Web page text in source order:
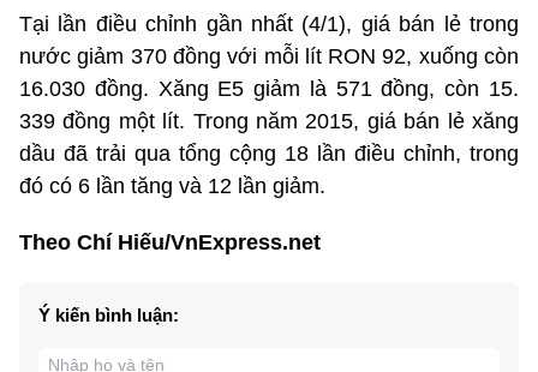
Tại lần điều chỉnh gần nhất (4/1), giá bán lẻ trong
nước giảm 370 đồng với mỗi lít RON 92, xuống còn
16.030 đồng. Xăng E5 giảm là 571 đồng, còn 15.​
339 đồng một lít. Trong năm 2015, giá bán lẻ xăng
dầu đã trải qua tổng cộng 18 lần điều chỉnh, trong
đó có 6 lần tăng và 12 lần giảm.
Theo Chí Hiếu/VnExpress.net
Ý kiến bình luận: